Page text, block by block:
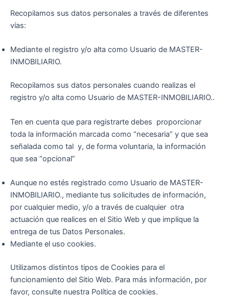
Recopilamos sus datos personales a través de diferentes
vías:
Mediante el registro y/o alta como Usuario de MASTER-
INMOBILIARIO.
Recopilamos sus datos personales cuando realizas el
registro y/o alta como Usuario de MASTER-INMOBILIARIO..
Ten en cuenta que para registrarte debes proporcionar
toda la información marcada como “necesaria” y que sea
señalada como tal y, de forma voluntaria, la información
que sea “opcional”
Aunque no estés registrado como Usuario de MASTER-
INMOBILIARIO., mediante tus solicitudes de información,
por cualquier medio, y/o a través de cualquier otra
actuación que realices en el Sitio Web y que implique la
entrega de tus Datos Personales.
Mediante el uso cookies.
Utilizamos distintos tipos de Cookies para el
funcionamiento del Sitio Web. Para más información, por
favor, consulte nuestra Política de cookies.